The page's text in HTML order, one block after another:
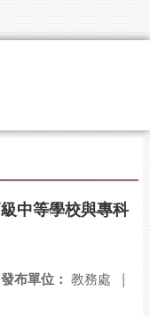
中等學校與專科
發布單位： 教務處 |